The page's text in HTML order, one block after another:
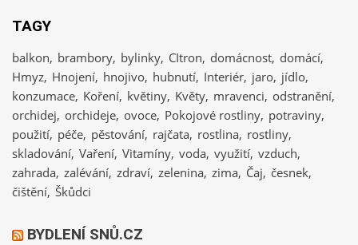
TAGY
balkon brambory bylinky CItron domácnost domácí
Hmyz Hnojení hnojivo hubnutí Interiér jaro jídlo
konzumace Koření květiny Květy mravenci odstranění
orchidej orchideje ovoce Pokojové rostliny potraviny
použití péče pěstování rajčata rostlina rostliny
skladování Vaření Vitamíny voda využití vzduch
zahrada zalévání zdraví zelenina zima Čaj česnek
čištění Škůdci
BYDLENÍ SNŮ.CZ